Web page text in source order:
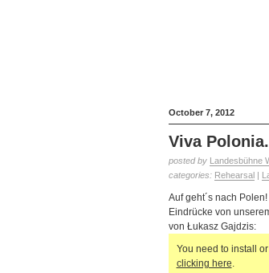
October 7, 2012
Viva Polonia.
posted by Landesbühne
categories: Rehearsal|
Auf geht´s nach
Eindrücke von
von Łukasz Gajdzis:
You need to install
clicking here.